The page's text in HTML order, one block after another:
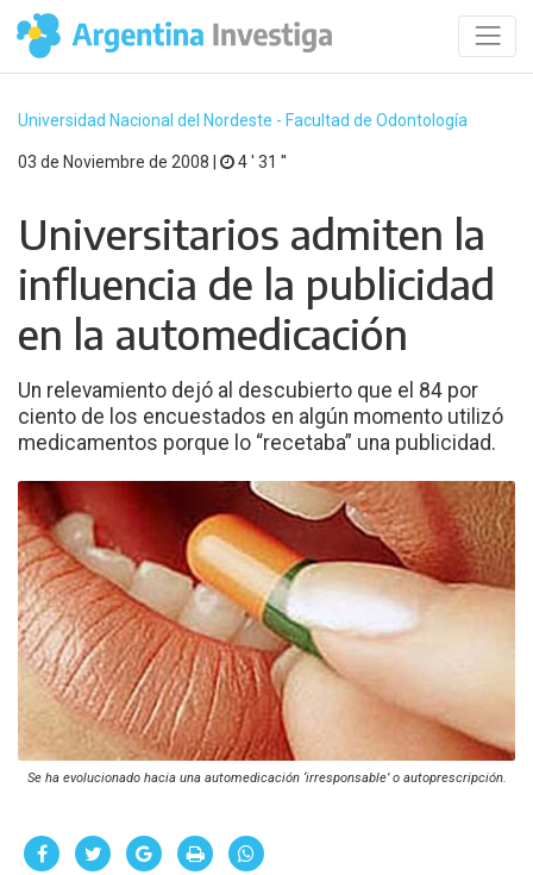
Universidad Nacional del Nordeste - Facultad de Odontología
03 de Noviembre de 2008 | 4 ′ 31 ′′
Universitarios admiten la
influencia de la publicidad
en la automedicación
Un relevamiento dejó al descubierto que el 84 por
ciento de los encuestados en algún momento utilizó
medicamentos porque lo “recetaba” una publicidad.
Se ha evolucionado hacia una automedicación ‘irresponsable’ o autoprescripción.